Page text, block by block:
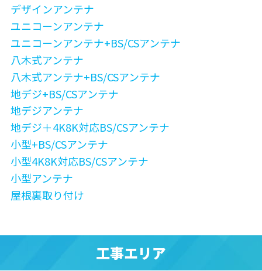
デザインアンテナ
ユニコーンアンテナ
ユニコーンアンテナ+BS/CSアンテナ
八木式アンテナ
八木式アンテナ+BS/CSアンテナ
地デジ+BS/CSアンテナ
地デジアンテナ
地デジ＋4K8K対応BS/CSアンテナ
小型+BS/CSアンテナ
小型4K8K対応BS/CSアンテナ
小型アンテナ
屋根裏取り付け
工事エリア